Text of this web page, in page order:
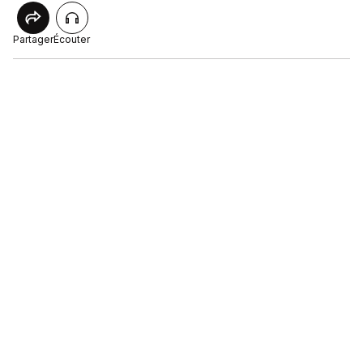
PartagerÉcouter